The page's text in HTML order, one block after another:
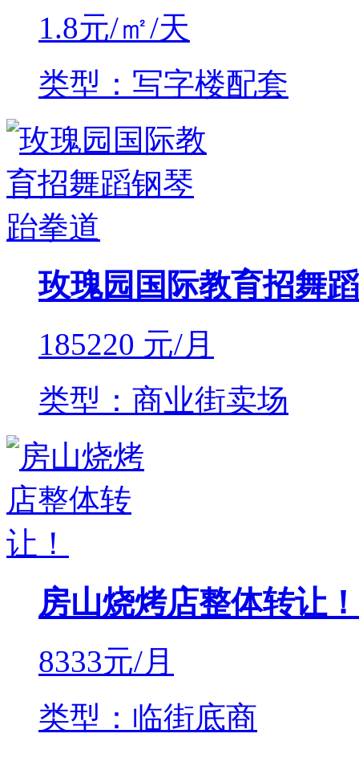
1.8元/㎡/天
类型：写字楼配套
玫瑰园国际教育招舞
185220 元/月
类型：商业街卖场
房山烧烤店整体转让！
8333元/月
类型：临街底商